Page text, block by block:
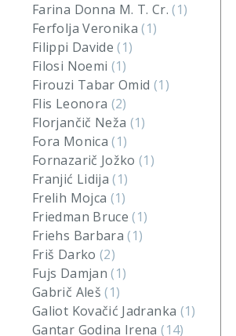
Farina Donna M. T. Cr.(1)
Ferfolja Veronika(1)
Filippi Davide(1)
Filosi Noemi (1)
Firouzi Tabar Omid (1)
Flis Leonora (2)
Florjančič Neža (1)
Fora Monica(1)
Fornazarič Jožko(1)
Franjić Lidija(1)
Frelih Mojca (1)
Friedman Bruce(1)
Friehs Barbara(1)
Friš Darko (2)
Fujs Damjan(1)
Gabrič Aleš(1)
Galiot Kovačić Jadranka (1)
Gantar Godina Irena(14)